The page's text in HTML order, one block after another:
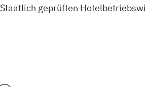
Staatlich geprüften